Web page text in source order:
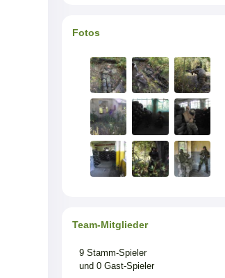
Fotos
Team-Mitglieder
9 Stamm-Spieler
und 0 Gast-Spieler